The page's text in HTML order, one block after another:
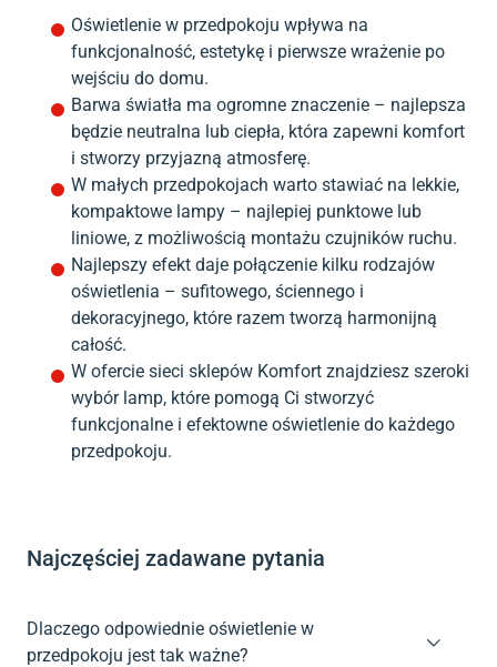
Oświetlenie w przedpokoju wpływa na
funkcjonalność, estetykę i pierwsze wrażenie po
wejściu do domu.
Barwa światła ma ogromne znaczenie – najlepsza
będzie neutralna lub ciepła, która zapewni komfort
i stworzy przyjazną atmosferę.
W małych przedpokojach warto stawiać na lekkie,
kompaktowe lampy – najlepiej punktowe lub
liniowe, z możliwością montażu czujników ruchu.
Najlepszy efekt daje połączenie kilku rodzajów
oświetlenia – sufitowego, ściennego i
dekoracyjnego, które razem tworzą harmonijną
całość.
W ofercie sieci sklepów Komfort znajdziesz szeroki
wybór lamp, które pomogą Ci stworzyć
funkcjonalne i efektowne oświetlenie do każdego
przedpokoju.
Najczęściej zadawane pytania
Dlaczego odpowiednie oświetlenie w
przedpokoju jest tak ważne?